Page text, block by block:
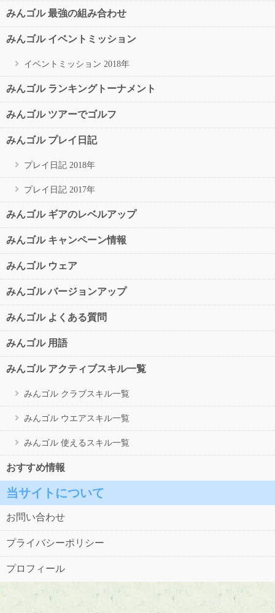
みんゴル 最強の組み合わせ
みんゴル イベントミッション
イベントミッション 2018年
みんゴル ランキングトーナメント
みんゴル ツアーでゴルフ
みんゴル プレイ日記
プレイ日記 2018年
プレイ日記 2017年
みんゴル ギアのレベルアップ
みんゴル キャンペーン情報
みんゴル ウェア
みんゴル バージョンアップ
みんゴル よくある質問
みんゴル 用語
みんゴル アクティブスキル一覧
みんゴル クラブスキル一覧
みんゴル ウエアスキル一覧
みんゴル 使えるスキル一覧
おすすめ情報
当サイトについて
お問い合わせ
プライバシーポリシー
プロフィール